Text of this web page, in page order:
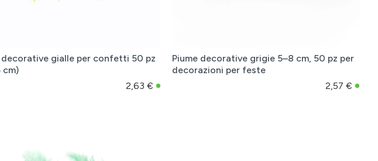
decorative gialle per confetti 50 pz
cm)
2,63 €
Piume decorative grigie 5–8 cm, 50 pz per
decorazioni per feste
2,57 €